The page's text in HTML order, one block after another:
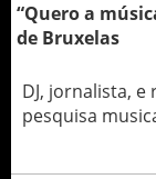
“Quero a
de Bruxelas
DJ, jornalista,
pesquisa